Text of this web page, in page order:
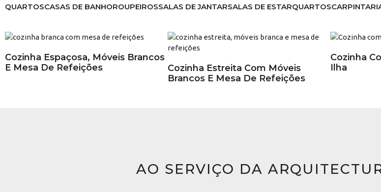
QUARTOSCASAS DE BANHOROUPEIROSSALAS DE JANTARSALAS DE ESTARQUARTOS
Cozinha Espaçosa, Móveis Brancos
E Mesa De Refeições
Cozinha Estreita Com Móveis
Brancos E Mesa De Refeições
Cozinha
Ilha
AO SERVIÇO DA